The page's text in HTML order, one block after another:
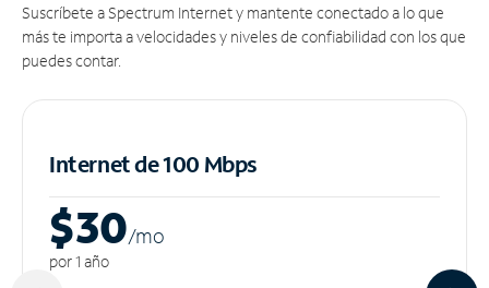
Suscríbete a Spectrum Internet y mantente conectado a lo que
más te importa a velocidades y niveles de confiabilidad con los que
puedes contar.
Internet de 100 Mbps
$30/mo
por 1 año